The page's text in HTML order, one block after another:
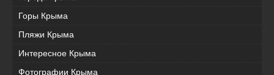
Горы Крыма
Пляжи Крыма
Интересное Крыма
Фотографии Крыма